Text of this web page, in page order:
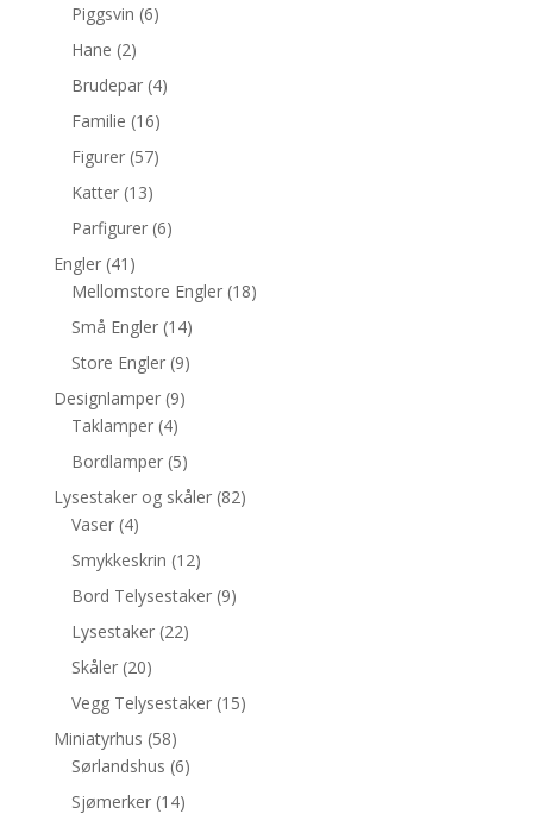
Piggsvin (6)
Hane (2)
Brudepar (4)
Familie (16)
Figurer (57)
Katter (13)
Parfigurer (6)
Engler (41)
Mellomstore Engler (18)
Små Engler (14)
Store Engler (9)
Designlamper (9)
Taklamper (4)
Bordlamper (5)
Lysestaker og skåler (82)
Vaser (4)
Smykkeskrin (12)
Bord Telysestaker (9)
Lysestaker (22)
Skåler (20)
Vegg Telysestaker (15)
Miniatyrhus (58)
Sørlandshus (6)
Sjømerker (14)